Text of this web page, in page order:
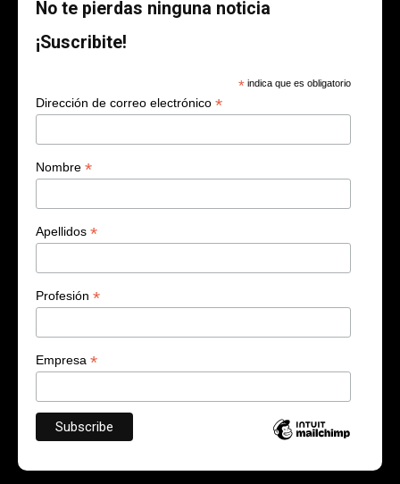
No te pierdas ninguna noticia
¡Suscribite!
* indica que es obligatorio
Dirección de correo electrónico *
Nombre *
Apellidos *
Profesión *
Empresa *